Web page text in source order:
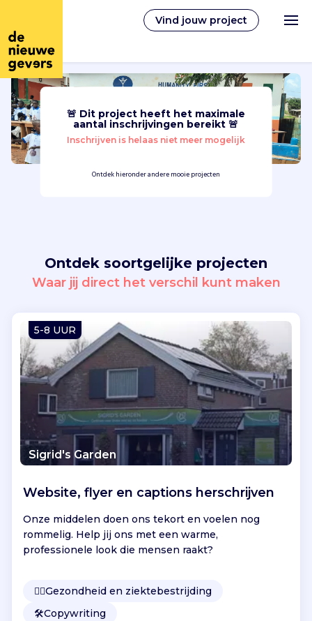
Vind jouw project
Nederlands
Vrijwilligerswerk
Vind jouw project
Inloggen
🚨 Dit project heeft het maximale
aantal inschrijvingen bereikt 🚨
Inschrijven is helaas niet meer mogelijk
Ontdek hieronder andere mooie projecten
Ontdek soortgelijke projecten
Waar jij direct het verschil kunt maken
5-8 UUR
Sigrid's Garden
Website, flyer en captions herschrijven
Onze middelen doen ons tekort en voelen nog
rommelig. Help jij ons met een warme,
professionele look die mensen raakt?
👩‍⚕️Gezondheid en ziektebestrijding
🛠️Copywriting